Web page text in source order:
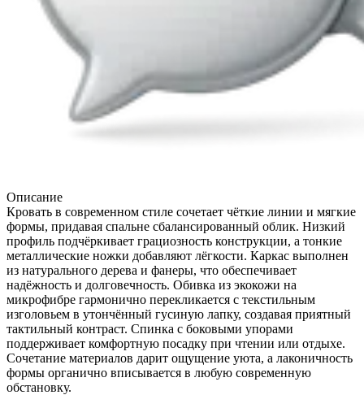
Описание
Кровать в современном стиле сочетает чёткие линии и мягкие
формы, придавая спальне сбалансированный облик. Низкий
профиль подчёркивает грациозность конструкции, а тонкие
металлические ножки добавляют лёгкости. Каркас выполнен
из натурального дерева и фанеры, что обеспечивает
надёжность и долговечность. Обивка из экокожи на
микрофибре гармонично перекликается с текстильным
изголовьем в утончённый гусиную лапку, создавая приятный
тактильный контраст. Спинка с боковыми упорами
поддерживает комфортную посадку при чтении или отдыхе.
Сочетание материалов дарит ощущение уюта, а лаконичность
формы органично вписывается в любую современную
обстановку.